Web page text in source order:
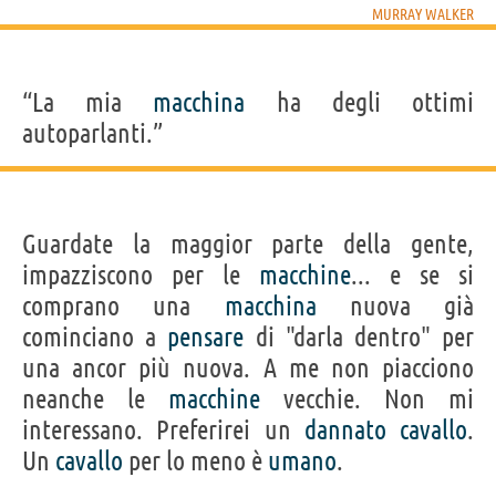
MURRAY WALKER
“La mia macchina ha degli ottimi
autoparlanti.”
Guardate la maggior parte della gente,
impazziscono per le macchine... e se si
comprano una macchina nuova già
cominciano a pensare di "darla dentro" per
una ancor più nuova. A me non piacciono
neanche le macchine vecchie. Non mi
interessano. Preferirei un dannato cavallo.
Un cavallo per lo meno è umano.